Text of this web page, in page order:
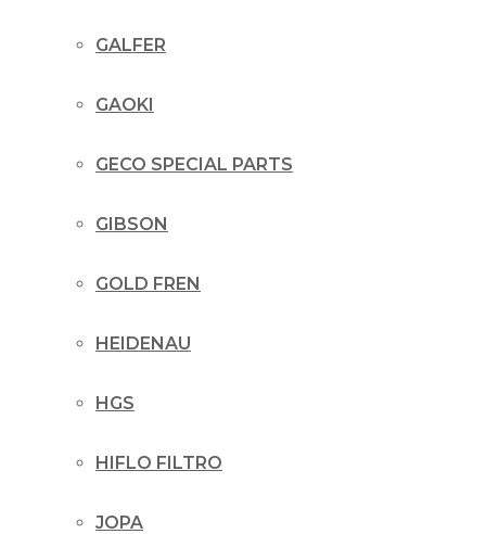
GALFER
GAOKI
GECO SPECIAL PARTS
GIBSON
GOLD FREN
HEIDENAU
HGS
HIFLO FILTRO
JOPA